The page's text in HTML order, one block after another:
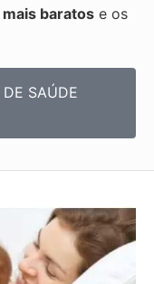
baratos e os
SAÚDE